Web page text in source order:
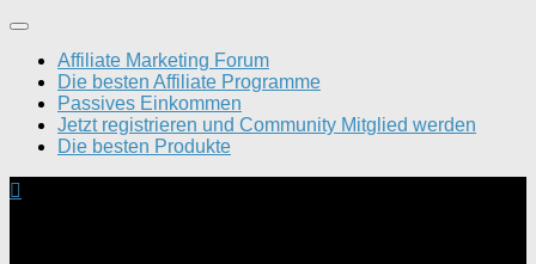
Affiliate Marketing Forum
Die besten Affiliate Programme
Passives Einkommen
Jetzt registrieren und Community Mitglied werden
Die besten Produkte